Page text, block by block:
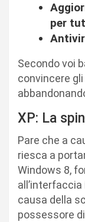
per
Secondo voi
convincere
XP: La
Pare che a
riesca a
Windows 8,
causa della
possessore